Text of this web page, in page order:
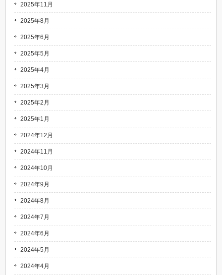
2025年11月
2025年8月
2025年6月
2025年5月
2025年4月
2025年3月
2025年2月
2025年1月
2024年12月
2024年11月
2024年10月
2024年9月
2024年8月
2024年7月
2024年6月
2024年5月
2024年4月